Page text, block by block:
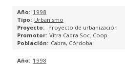
CLIENTES1998
Urbanismo
Proyecto de urbanización
Vitra Cabra Soc. Coop.
Cabra, Córdoba
1998